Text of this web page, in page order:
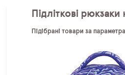
Підліткові рюкзаки
Підібрані товари за